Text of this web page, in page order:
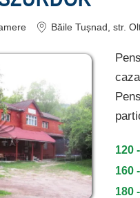
Băile Tușnad , str.
120
160
180